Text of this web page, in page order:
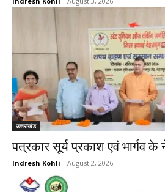
उत्तराखंड
पत्रकार सूर्य प्रकाश एवं भार्गव
Indresh Kohli - August 2, 2026